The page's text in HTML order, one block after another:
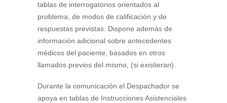
tablas de interrogatorios orientados al
problema, de modos de calificación y de
respuestas previstas. Dispone además de
información adicional sobre antecedentes
médicos del paciente, basados en otros
llamados previos del mismo, (si existieran).
Durante la comunicación el Despachador se
apoya en tablas de Instrucciones Asistenciales